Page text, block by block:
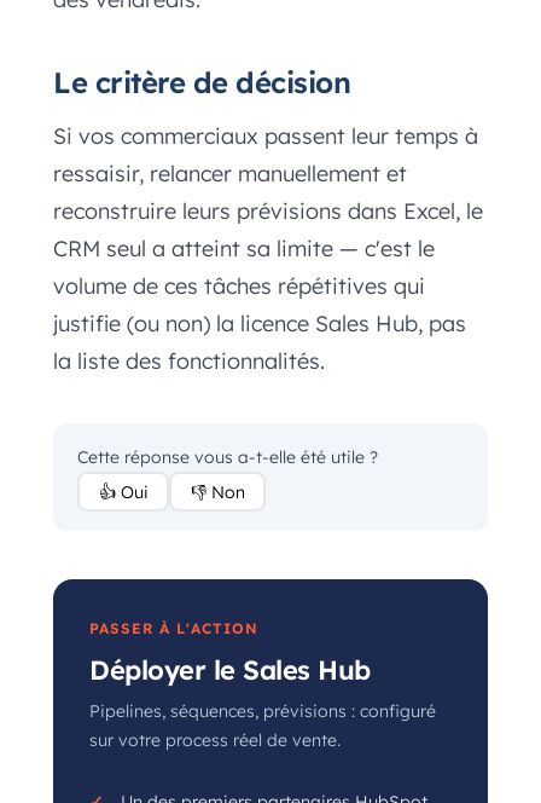
Le critère de décision
Si vos commerciaux passent leur temps à
ressaisir, relancer manuellement et
reconstruire leurs prévisions dans Excel, le
CRM seul a atteint sa limite — c'est le
volume de ces tâches répétitives qui
justifie (ou non) la licence Sales Hub, pas
la liste des fonctionnalités.
Cette réponse vous a-t-elle été utile ?
👍 Oui
👎 Non
PASSER À L'ACTION
Déployer le Sales Hub
Pipelines, séquences, prévisions : configuré
sur votre process réel de vente.